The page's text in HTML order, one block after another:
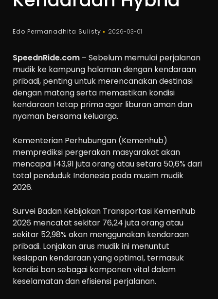
Edo Permanadhita Sulisty 2026-03-01
SpeednRide.com – Sebelum memulai perjalanan
mudik ke kampung halaman dengan kendaraan
pribadi, penting untuk merencanakan destinasi
dengan matang serta memastikan kondisi
kendaraan tetap prima agar liburan aman dan
nyaman bersama keluarga.
Kementerian Perhubungan (Kemenhub)
memprediksi pergerakan masyarakat akan
mencapai 143,91 juta orang atau setara 50,6% dari
total penduduk Indonesia pada musim mudik
2026.
Survei Badan Kebijakan Transportasi Kemenhub
2026 mencatat sekitar 76,24 juta orang atau
sekitar 52,98% akan menggunakan kendaraan
pribadi. Lonjakan arus mudik ini menuntut
kesiapan kendaraan yang optimal, termasuk
kondisi ban sebagai komponen vital dalam
keselamatan dan efisiensi perjalanan.